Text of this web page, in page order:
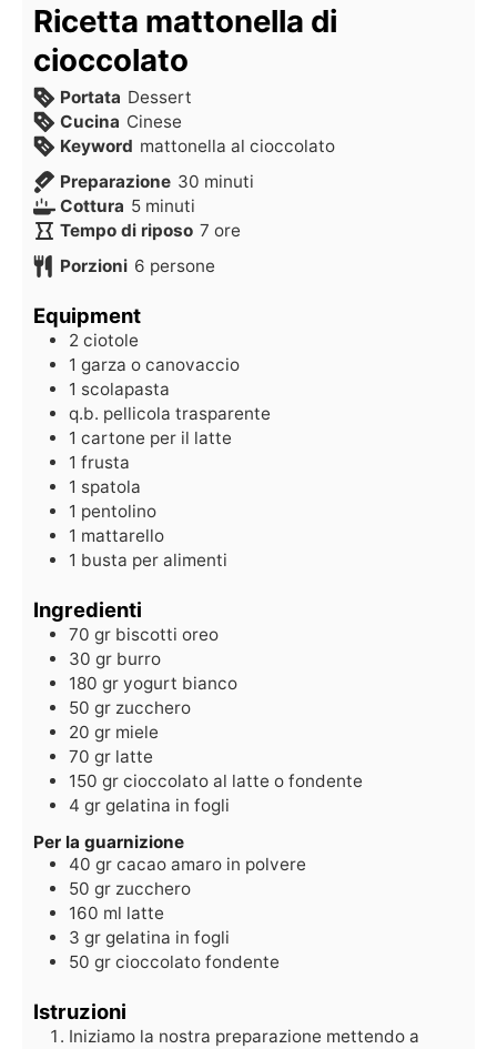
Ricetta mattonella di
cioccolato
Portata Dessert
Cucina Cinese
Keyword mattonella al cioccolato
Preparazione 30 minuti
Cottura 5 minuti
Tempo di riposo 7 ore
Porzioni 6 persone
Equipment
2 ciotole
1 garza o canovaccio
1 scolapasta
q.b. pellicola trasparente
1 cartone per il latte
1 frusta
1 spatola
1 pentolino
1 mattarello
1 busta per alimenti
Ingredienti
70 gr biscotti oreo
30 gr burro
180 gr yogurt bianco
50 gr zucchero
20 gr miele
70 gr latte
150 gr cioccolato al latte o fondente
4 gr gelatina in fogli
Per la guarnizione
40 gr cacao amaro in polvere
50 gr zucchero
160 ml latte
3 gr gelatina in fogli
50 gr cioccolato fondente
Istruzioni
Iniziamo la nostra preparazione mettendo a